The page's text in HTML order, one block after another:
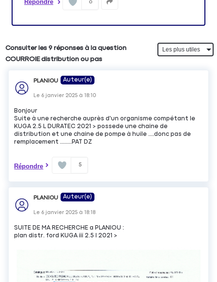
Répondre 0
Consulter les 9 réponses à la question
COURROIE distribution ou pas
PLANIOU Auteur(e)
Le 6 janvier 2025 à18:10
Bonjour
Suite à une recherche auprès d'un organisme compétant le
KUGA 2.5 L DURATEC 2021 > possede une chaine de
distribution et une chaine de pompe à huile ....donc pas de
remplacement ........PAT DZ
Répondre 5
PLANIOU Auteur(e)
Le 6 janvier 2025 à18:18
SUITE DE MA RECHERCHE a PLANIOU :
plan distr. ford KUGA iii 2.5 l 2021 >